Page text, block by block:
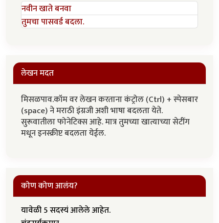
नवीन खाते बनवा
तुमचा पासवर्ड बदला.
लेखन मदत
मिसळपाव.कॉम वर लेखन करताना कंट्रोल (Ctrl) + स्पेसबार
(space) ने मराठी इंग्रजी अशी भाषा बदलता येते.
सुरूवातीला फोनेटिक्स आहे. मात्र तुमच्या खात्याच्या सेटींग
मधून इनस्क्रीप्ट बदलता येईल.
कोण कोण आलंय?
यावेळी 5 सदस्यं आलेले आहेत.